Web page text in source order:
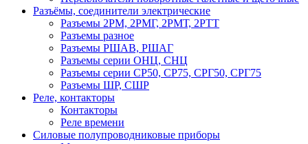
Разъёмы, соединители электрические
Разъемы 2РМ, 2РМГ, 2РМТ, 2РТТ
Разъемы разное
Разъемы РШАВ, РШАГ
Разъемы серии ОНЦ, СНЦ
Разъемы серии СР50, СР75, СРГ50, СРГ75
Разъемы ШР, СШР
Реле, контакторы
Контакторы
Реле времени
Силовые полупроводниковые приборы